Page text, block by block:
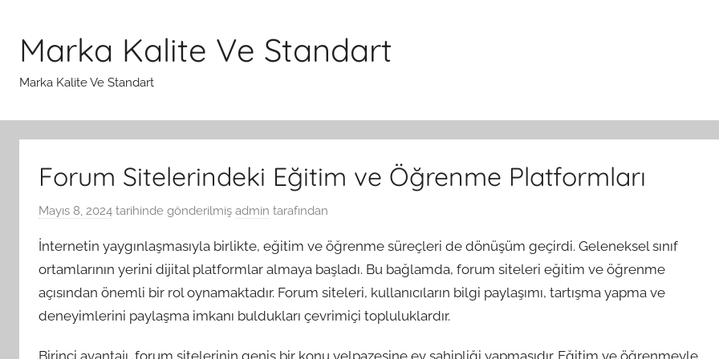
Marka Kalite Ve Standart
Marka Kalite Ve Standart
Forum Sitelerindeki Eğitim ve Öğrenme Platformları
Mayıs 8, 2024 tarihinde gönderilmiş admin tarafından
İnternetin yaygınlaşmasıyla birlikte, eğitim ve öğrenme süreçleri de dönüşüm geçirdi. Geleneksel sınıf
ortamlarının yerini dijital platformlar almaya başladı. Bu bağlamda, forum siteleri eğitim ve öğrenme
açısından önemli bir rol oynamaktadır. Forum siteleri, kullanıcıların bilgi paylaşımı, tartışma yapma ve
deneyimlerini paylaşma imkanı buldukları çevrimiçi topluluklardır.
Birinci avantajı, forum sitelerinin geniş bir konu yelpazesine ev sahipliği yapmasıdır. Eğitim ve öğrenmeyle